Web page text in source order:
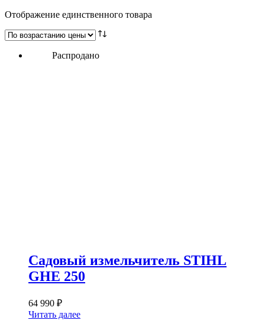
Отображение единственного товара
Распродано
Садовый измельчитель STIHL
GHE 250
64 990 ₽
Читать далее